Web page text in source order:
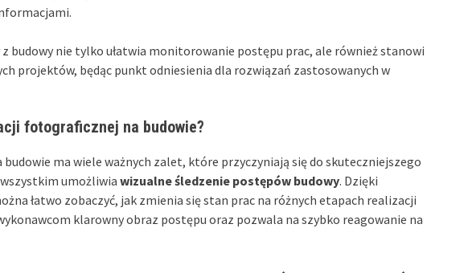
budowy nie tylko ułatwia monitorowanie postępu prac, ale również stanowi
projektów, będąc punkt odniesienia dla rozwiązań zastosowanych w
fotograficznej na budowie?
ma wiele ważnych zalet, które przyczyniają się do skuteczniejszego
umożliwia wizualne śledzenie postępów budowy. Dzięki
łatwo zobaczyć, jak zmienia się stan prac na różnych etapach realizacji
klarowny obraz postępu oraz pozwala na szybko reagowanie na